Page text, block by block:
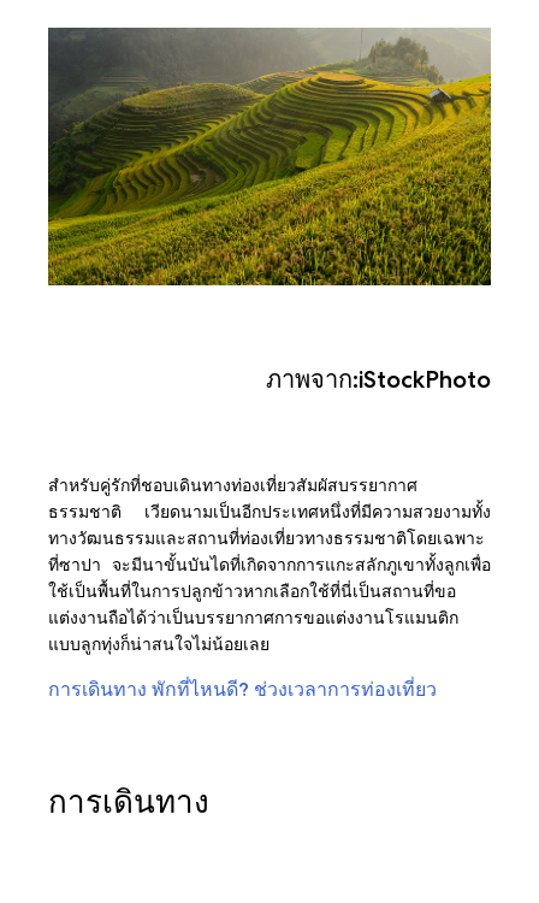
ภาพจาก:iStockPhoto
สำหรับคู่รักที่ชอบเดินทางท่องเที่ยวสัมผัสบรรยากาศ
ธรรมชาติ เวียดนามเป็นอีกประเทศหนึ่งที่มีความสวยงามทั้ง
ทางวัฒนธรรมและสถานที่ท่องเที่ยวทางธรรมชาติโดยเฉพาะ
ที่ซาปา จะมีนาขั้นบันไดที่เกิดจากการแกะสลักภูเขาทั้งลูกเพื่อ
ใช้เป็นพื้นที่ในการปลูกข้าวหากเลือกใช้ที่นี่เป็นสถานที่ขอ
แต่งงานถือได้ว่าเป็นบรรยากาศการขอแต่งงานโรแมนติก
แบบลูกทุ่งก็น่าสนใจไม่น้อยเลย
การเดินทาง พักที่ไหนดี? ช่วงเวลาการท่องเที่ยว
การเดินทาง